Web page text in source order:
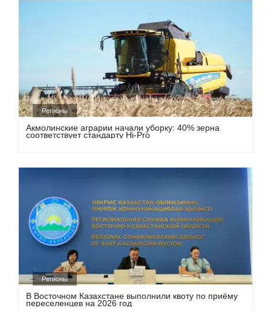
Регионы
Акмолинские аграрии начали уборку: 40% зерна
соответствует стандарту Hi-Pro
Регионы
В Восточном Казахстане выполнили квоту по приёму
переселенцев на 2026 год